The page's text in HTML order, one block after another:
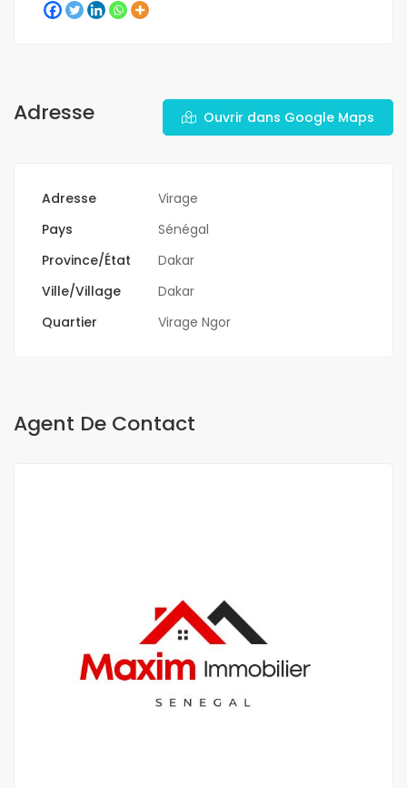
Adresse Ouvrir dans Google Maps
Adresse
Virage
Pays
Sénégal
Province/État
Dakar
Ville/Village
Dakar
Quartier
Virage Ngor
Agent De Contact